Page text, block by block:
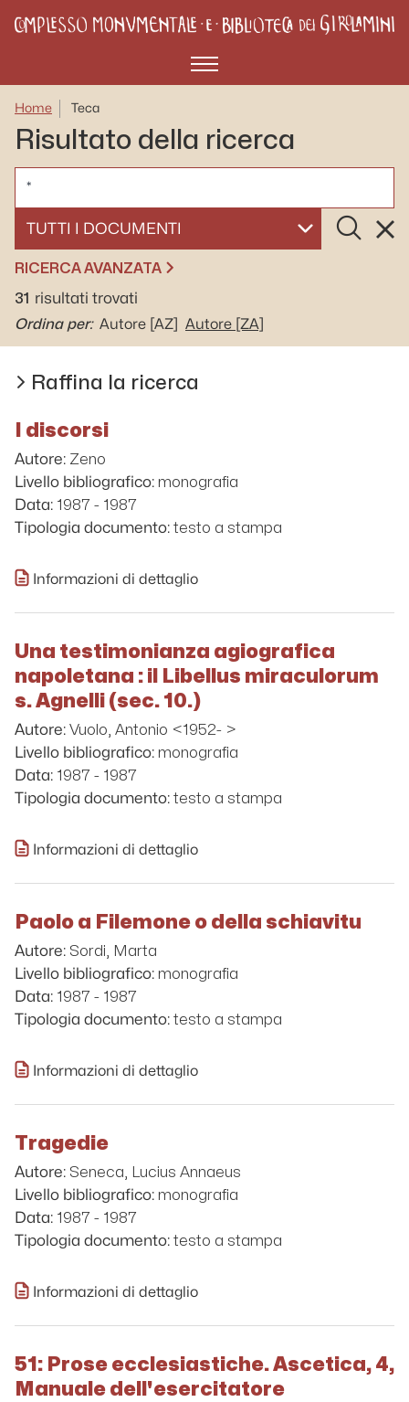
Menù
Home Teca
Risultato della ricerca
SELEZIONA UN DOCUMENTO
Cerca
RICERCA AVANZATA
31 risultati trovati
Ordina per: Autore [AZ] Autore [ZA]
Raffina la ricerca
I discorsi
Autore: Zeno
Livello bibliografico: monografia
Data: 1987 - 1987
Tipologia documento: testo a stampa
Informazioni di dettaglio
Una testimonianza agiografica
napoletana : il Libellus miraculorum
s. Agnelli (sec. 10.)
Autore: Vuolo, Antonio <1952- >
Livello bibliografico: monografia
Data: 1987 - 1987
Tipologia documento: testo a stampa
Informazioni di dettaglio
Paolo a Filemone o della schiavitu
Autore: Sordi, Marta
Livello bibliografico: monografia
Data: 1987 - 1987
Tipologia documento: testo a stampa
Informazioni di dettaglio
Tragedie
Autore: Seneca, Lucius Annaeus
Livello bibliografico: monografia
Data: 1987 - 1987
Tipologia documento: testo a stampa
Informazioni di dettaglio
51: Prose ecclesiastiche. Ascetica, 4,
Manuale dell'esercitatore